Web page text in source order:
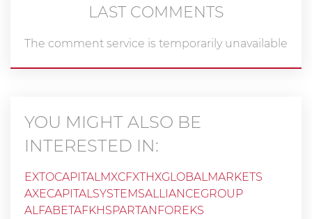
LAST COMMENTS
The comment service is temporarily unavailable
YOU MIGHT ALSO BE
INTERESTED IN:
EXTOCAPITALMXCFXTHXGLOBALMARKETS
AXECAPITALSYSTEMSALLIANCEGROUP
ALFABETAFKHSPARTANFOREKS